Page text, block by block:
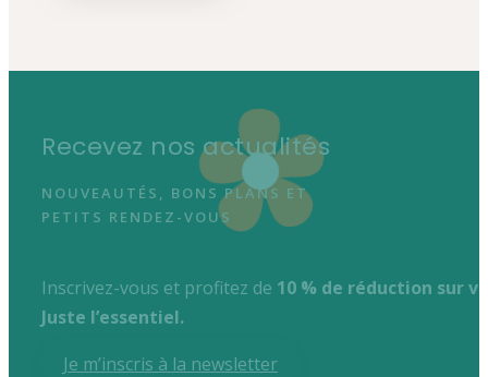
Recevez nos actualités
NOUVEAUTÉS, BONS PLANS ET
PETITS RENDEZ-VOUS
Inscrivez-vous et profitez de 10 % de réduction sur
Juste l’essentiel.
Je m’inscris à la newsletter